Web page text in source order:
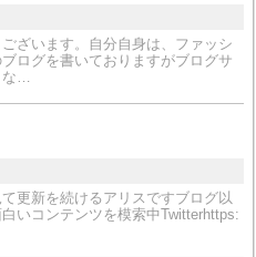
ざいます。自分自身は、ファッシ
ログを書いておりますがブログサ
…
更新を続けるアリスですブログ以
いコンテンツを模索中Twitterhttps: